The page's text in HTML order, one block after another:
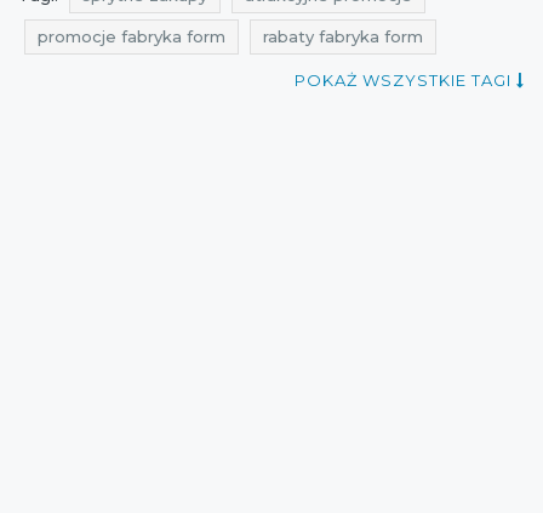
promocje fabryka form rabaty fabryka form
aktualne promocje w sklepach
POKAŻ WSZYSTKIE TAGI